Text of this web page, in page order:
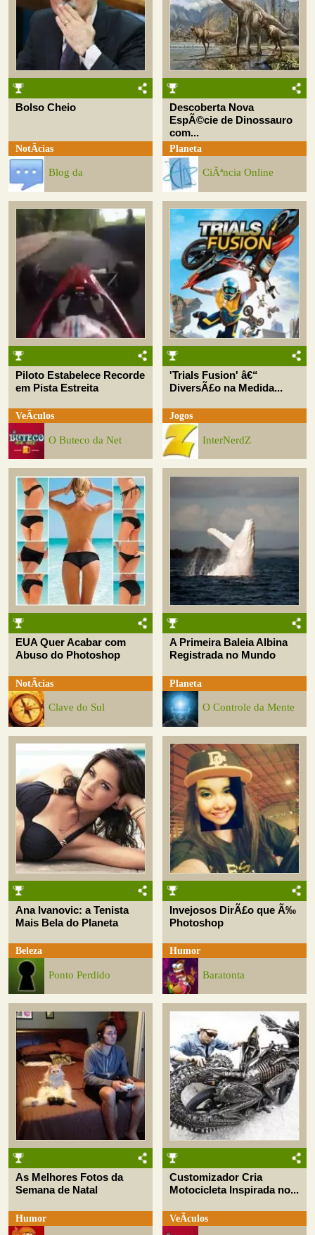
Bolso Cheio
NotÃ­cias
Blog da
Descoberta Nova
EspÃ©cie de Dinossauro
com...
Planeta
CiÃªncia Online
Piloto Estabelece Recorde
em Pista Estreita
VeÃ­culos
O Buteco da Net
'Trials Fusion' â€“
DiversÃ£o na Medida...
Jogos
InterNerdZ
EUA Quer Acabar com
Abuso do Photoshop
NotÃ­cias
Clave do Sul
A Primeira Baleia Albina
Registrada no Mundo
Planeta
O Controle da Mente
Ana Ivanovic: a Tenista
Mais Bela do Planeta
Beleza
Ponto Perdido
Invejosos DirÃ£o que Ã‰
Photoshop
Humor
Baratonta
As Melhores Fotos da
Semana de Natal
Humor
Customizador Cria
Motocicleta Inspirada no...
VeÃ­culos